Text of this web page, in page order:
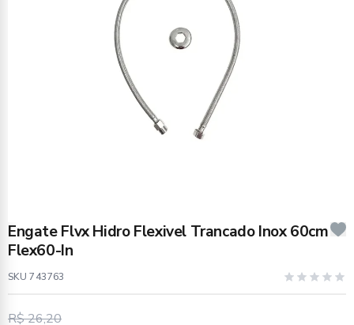
Engate Flvx Hidro Flexivel Trancado Inox 60cm
Flex60-In
SKU 743763
R$ 26,20